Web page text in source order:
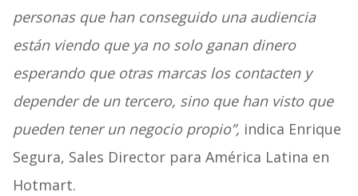
personas que han conseguido una audiencia
están viendo que ya no solo ganan dinero
esperando que otras marcas los contacten y
depender de un tercero, sino que han visto que
pueden tener un negocio propio”, indica Enrique
Segura, Sales Director para América Latina en
Hotmart.